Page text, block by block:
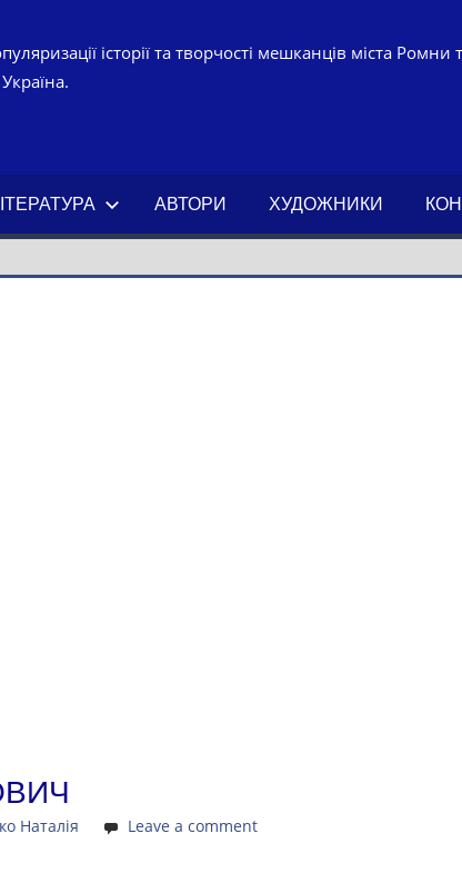
історії та творчості мешканців міста Ромни
АВТОРИ ХУДОЖНИКИ
Наталія Leave a comment